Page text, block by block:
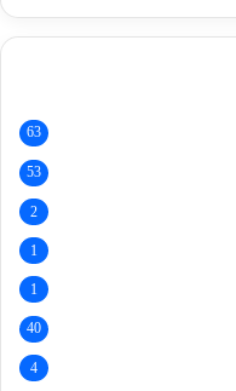
63
53
2
1
1
40
4